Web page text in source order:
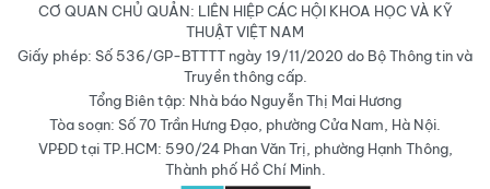
CƠ QUAN CHỦ QUẢN: LIÊN HIỆP CÁC HỘI KHOA HỌC VÀ KỸ
THUẬT VIỆT NAM
Giấy phép: Số 536/GP-BTTTT ngày 19/11/2020 do Bộ Thông tin và
Truyền thông cấp.
Tổng Biên tập: Nhà báo Nguyễn Thị Mai Hương
Tòa soạn: Số 70 Trần Hưng Đạo, phường Cửa Nam, Hà Nội.
VPĐD tại TP.HCM: 590/24 Phan Văn Trị, phường Hạnh Thông,
Thành phố Hồ Chí Minh.